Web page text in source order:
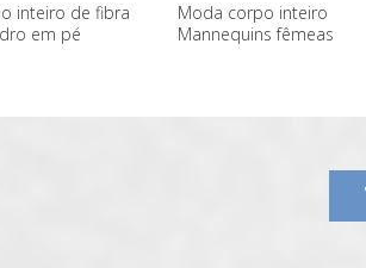
inteiro de fibra
em pé
Moda corpo inteiro
Mannequins fêmeas